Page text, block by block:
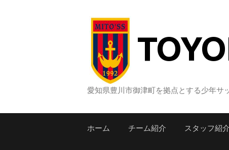
ッ
愛知県豊川市御津町を拠点とする少年
ホーム チーム紹介 スタッフ紹介